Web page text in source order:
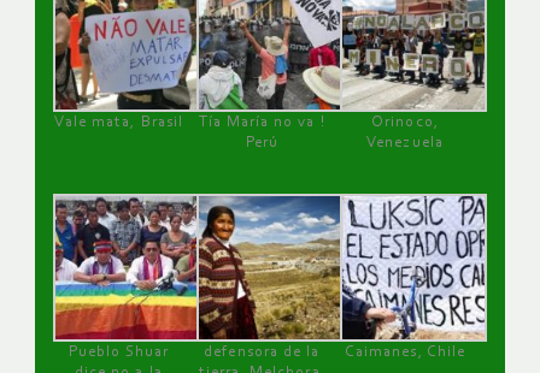
Vale mata, Brasil
Tía María no va !
Perú
Orinoco,
Venezuela
Pueblo Shuar
defensora de la
Caimanes, Chile